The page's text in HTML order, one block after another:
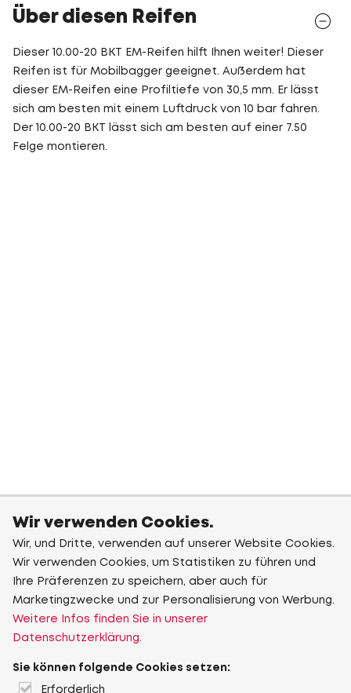
Über diesen Reifen
Dieser 10.00-20 BKT EM-Reifen hilft Ihnen weiter! Dieser
Reifen ist für Mobilbagger geeignet. Außerdem hat
dieser EM-Reifen eine Profiltiefe von 30,5 mm. Er lässt
sich am besten mit einem Luftdruck von 10 bar fahren.
Der 10.00-20 BKT lässt sich am besten auf einer 7.50
Felge montieren.
Wir verwenden Cookies.
Wir, und Dritte, verwenden auf unserer Website Cookies.
Wir verwenden Cookies, um Statistiken zu führen und
Ihre Präferenzen zu speichern, aber auch für
Marketingzwecke und zur Personalisierung von Werbung.
Weitere Infos finden Sie in unserer
Datenschutzerklärung.
Sie können folgende Cookies setzen:
Erforderlich